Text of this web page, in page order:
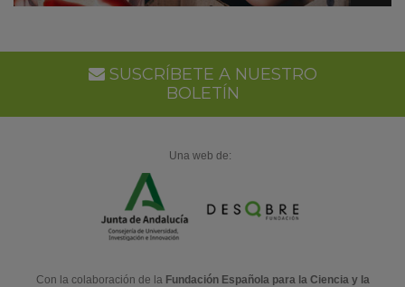
SUSCRÍBETE A NUESTRO
BOLETÍN
Una web de:
Con la colaboración de la Fundación Española para la Ciencia y la